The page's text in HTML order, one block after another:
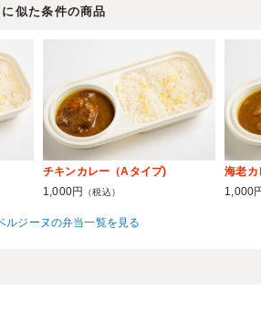
似た条件の商品
チキンカレー（Aタイプ)
1,000円
（税込）
海老カ
1,000
ルジーヌの弁当一覧を見る